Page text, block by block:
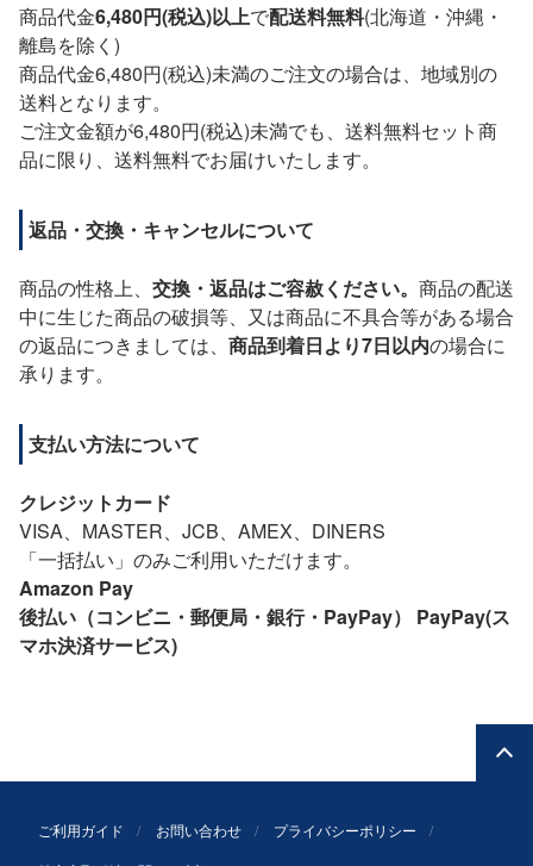
商品代金6,480円(税込)以上で配送料無料(北海道・沖縄・
離島を除く)
商品代金6,480円(税込)未満のご注文の場合は、地域別の
送料となります。
ご注文金額が6,480円(税込)未満でも、送料無料セット商
品に限り、送料無料でお届けいたします。
返品・交換・キャンセルについて
商品の性格上、 交換・返品はご容赦ください。 商品の配送
中に生じた商品の破損等、又は商品に不具合等がある場合
の返品につきましては、 商品到着日より7日以内の場合に
承ります。
支払い方法について
クレジットカード
VISA、MASTER、JCB、AMEX、DINERS
「一括払い」のみご利用いただけます。
Amazon Pay
後払い（コンビニ・郵便局・銀行・PayPay）
PayPay(ス
マホ決済サービス)
ご利用ガイド お問い合わせ
プライバシーポリシー